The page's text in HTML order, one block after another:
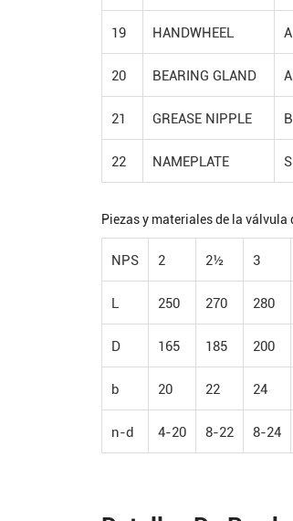
19 HANDWHEEL
20 BEARING GLAND
21 GREASE NIPPLE
22 NAMEPLATE
Piezas y materiales de la
NPS 2 2½ 3
L 250 270 280
D 165 185 200
b 20 22 24
n-d 4-20 8-22 8-24